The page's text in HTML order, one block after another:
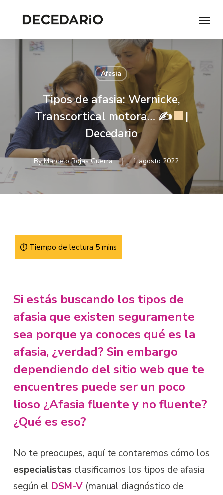
main
Menu
Afasia
Tipos de afasia: Wernicke,
Transcortical motora… ✍
|
Decedario
By Marcelo Rojas Guerra 1 agosto 2022
Si estás buscando los tipos de
afasia que existen seguramente
sea porque ya conoces qué es la
afasia, ¿verdad? Sin embargo
dependiendo del sitio web que te
encuentres puede ser un poco
lioso ¿Afasia fluente y no fluente?
¿Qué es eso?
No te preocupes, aquí te contaremos cómo los
especialistas clasificamos los tipos de afasia
según el DSM-V(manual diagnóstico de